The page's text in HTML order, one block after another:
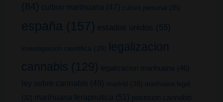
(84) cultivo marihuana (47) cultivo personal (35)
españa (157) estados unidos (55)
investigacion cientifica (39)
legalizacion
cannabis (129) legalizacion marihuana (46)
ley sobre cannabis (49) madrid (38)
marihuana legal
(32)
marihuana terapeutica (51) posesion cannabis